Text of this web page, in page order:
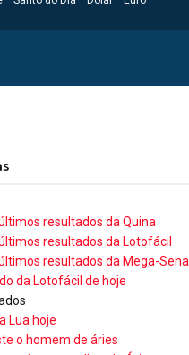
resultados da Quina
resultados da Lotofácil
resultados da Mega-Sena
da Lotofácil de hoje
Lua hoje
o homem de áries